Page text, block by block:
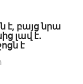
է, բայց նրա
լավ է․
է